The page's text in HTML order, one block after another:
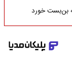
بن‌بست خورد